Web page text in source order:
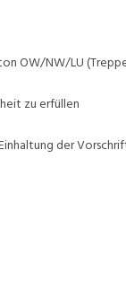
OW/NW/LU
zu erfüllen
der